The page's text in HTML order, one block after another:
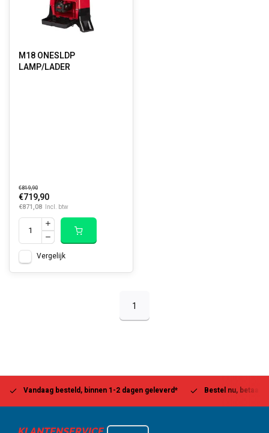
M18 ONESLDP
LAMP/LADER
€819,90
€719,90
€871,08 Incl. btw
Vergelijk
1
Vandaag besteld, binnen 1-2 dagen geleverd* Bestel nu, betaal